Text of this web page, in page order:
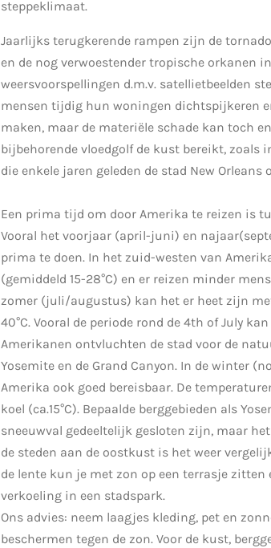
steppeklimaat.
Jaarlijks terugkerende rampen zijn de
en de nog verwoestender tropische orkanen
weersvoorspellingen d.m.v. satellietbeelden
mensen tijdig hun woningen dichtspijkeren
maken, maar de materiële schade kan toch
bijbehorende vloedgolf de kust bereikt, zoals
die enkele jaren geleden de stad New Orleans
Een prima tijd om door Amerika te reizen is
Vooral het voorjaar (april-juni) en
prima te doen. In het zuid-westen van
(gemiddeld 15-28°C) en er reizen minder
zomer (juli/augustus) kan het er heet zijn
40°C. Vooral de periode rond de 4th of July
Amerikanen ontvluchten de stad voor de
Yosemite en de Grand Canyon. In de winter
Amerika ook goed bereisbaar. De
koel (ca.15°C). Bepaalde berggebieden als
sneeuwval gedeeltelijk gesloten zijn, maar
de steden aan de oostkust is het weer
de lente kun je met zon op een terrasje
verkoeling in een stadspark.
Ons advies: neem laagjes kleding, pet en
beschermen tegen de zon. Voor de kust,